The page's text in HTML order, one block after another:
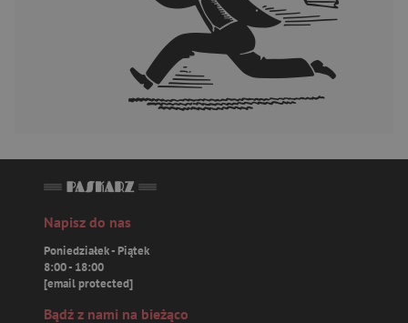
Napisz do nas
Poniedziałek - Piątek
8:00 - 18:00
[email protected]
Bądź z nami na bieżąco